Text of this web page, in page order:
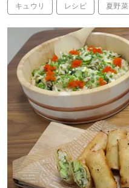
キュウリ レシピ 夏野菜